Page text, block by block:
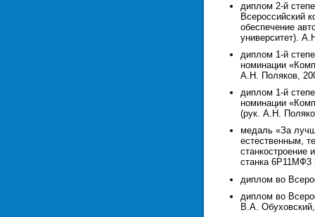
диплом 2-й
Всероссийский
обеспечение
университет).
диплом 1-й
номинации
А.Н. Поляков,
диплом 1-й
номинации
(рук. А.Н.
медаль «За
естественным,
станкостроение
станка 6Р11МФ3
диплом во
диплом во
В.А.